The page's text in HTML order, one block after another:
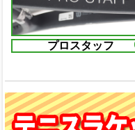
プロスタッフ